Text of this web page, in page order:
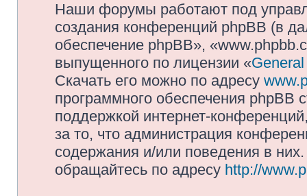
Наши форумы работают под
создания конференций phpBB (в
обеспечение phpBB»,
выпущенного по лицензии «
Скачать его можно по адресу
программного обеспечения phpBB
поддержкой интернет-
за то, что администрация
содержания и/или поведения в
обращайтесь по адресу http://